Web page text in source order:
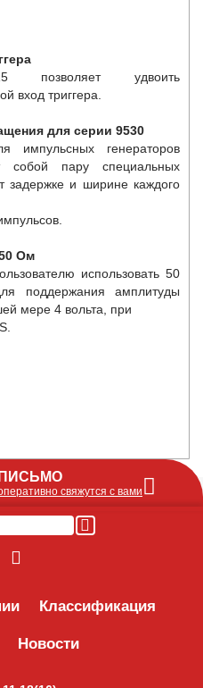
удвоить
вход триггера.
для серии 9530
генераторов
собой пару специальных
задержке и ширине каждого
Ом
использовать 50
поддержания амплитуды
мере 4 вольта, при
Классификация
Новости
свяжутся с вами
сообщение или запрос по
e-mail и оперативно ответим!